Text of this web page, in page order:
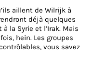
aillent de Wilrijk à
déjà quelques
la Syrie et l’Irak. Mais
hein. Les groupes
vous savez